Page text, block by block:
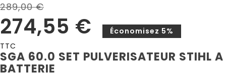
289,00 €
274,55 €
Économisez 5%
TTC
SGA 60.0 SET PULVERISATEUR STIHL A
BATTERIE